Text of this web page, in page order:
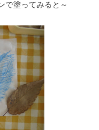
で塗ってみると～